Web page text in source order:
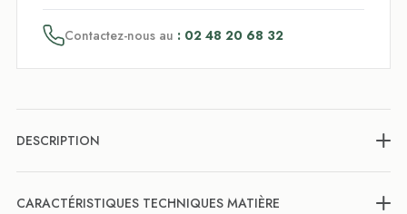
Contactez-nous au : 02 48 20 68 32
DESCRIPTION
CARACTÉRISTIQUES TECHNIQUES MATIÈRE